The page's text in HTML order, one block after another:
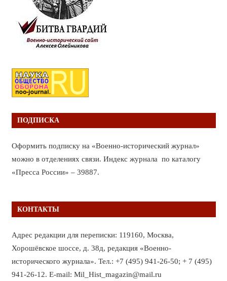
ПОДПИСКА
Оформить подписку на «Военно-исторический журнал»
можно в отделениях связи. Индекс журнала по каталогу
«Пресса России» – 39887.
КОНТАКТЫ
Адрес редакции для переписки: 119160, Москва,
Хорошёвское шоссе, д. 38д, редакция «Военно-
исторического журнала». Тел.: +7 (495) 941-26-50; + 7 (495)
941-26-12. E-mail: Mil_Hist_magazin@mail.ru